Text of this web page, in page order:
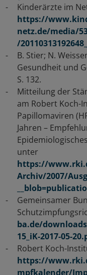
Kinderärzte im
https://
netz.de/media/
/
B. Stier; N.
Gesundheit und
S. 132.
Mitteilung der
am Robert Koch-
Papillomaviren
Jahren –
unter
https://
Archiv/2007/
Gemeinsamer
ba.de/
15_iK-2017-05-
Robert Koch-
https://
mpfkalender/